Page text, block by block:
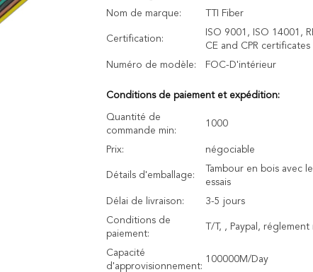
Nom de marque:
TTI Fiber
Certification:
ISO 9001, ISO 14001,
CE and CPR certificates
Numéro de modèle:
FOC-D'intérieur
Conditions de paiement et expédition:
Quantité de
commande min:
1000
Prix: négociable
Détails d'emballage:
Tambour en bois avec
essais
Délai de livraison:
3-5 jours
Conditions de
paiement:
T/T, , Paypal,
Capacité
d'approvisionnement:
100000M/Day